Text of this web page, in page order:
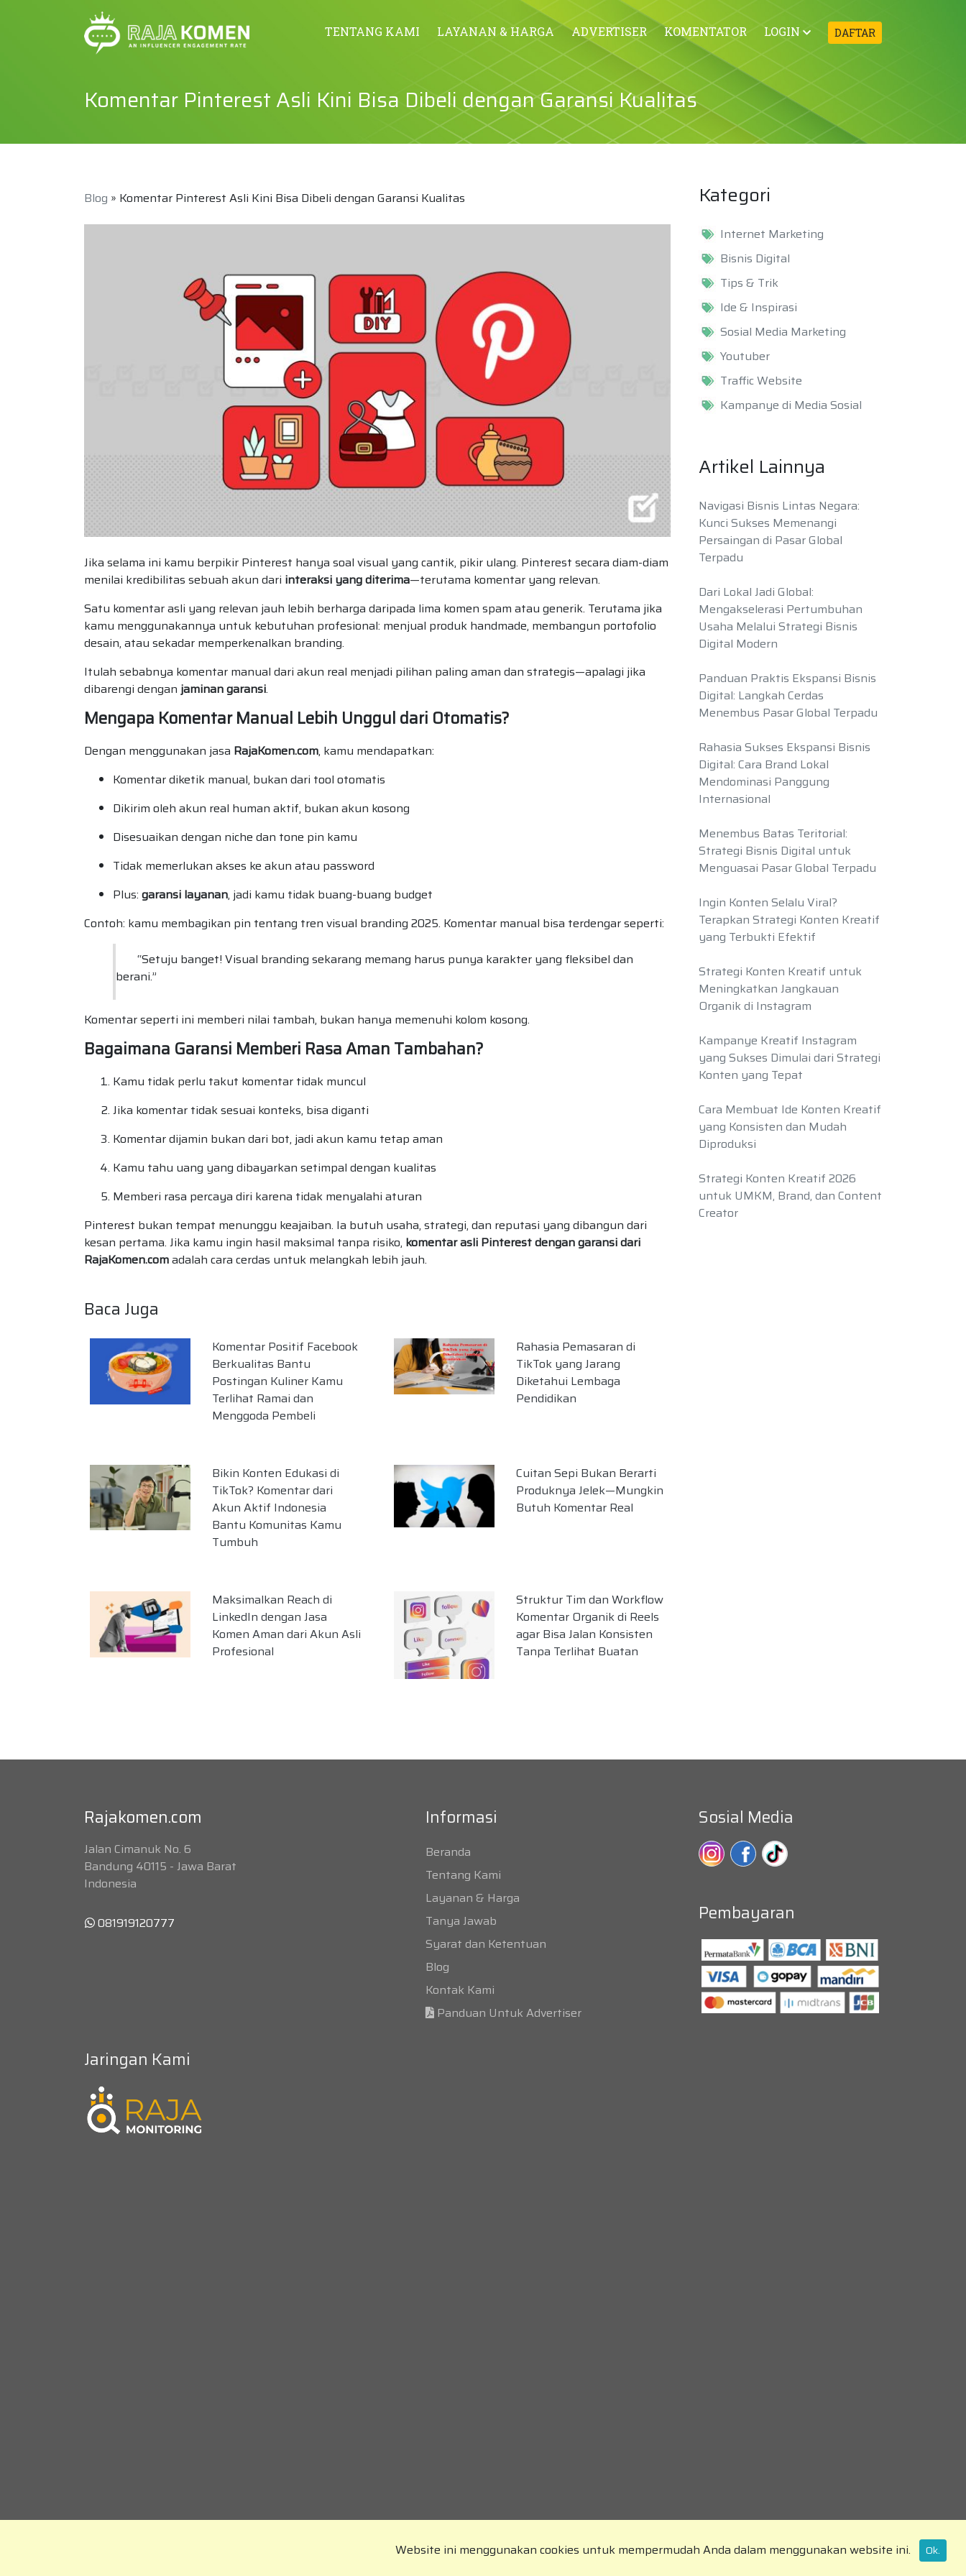
TENTANG KAMI LAYANAN & HARGA ADVERTISER KOMENTATOR LOGIN DAFTAR
Komentar Pinterest Asli Kini Bisa Dibeli dengan Garansi Kualitas
Blog » Komentar Pinterest Asli Kini Bisa Dibeli dengan Garansi Kualitas
Jika selama ini kamu berpikir Pinterest hanya soal visual yang cantik, pikir ulang. Pinterest secara diam-diam
menilai kredibilitas sebuah akun dari interaksi yang diterima—terutama komentar yang relevan.
Satu komentar asli yang relevan jauh lebih berharga daripada lima komen spam atau generik. Terutama jika
kamu menggunakannya untuk kebutuhan profesional: menjual produk handmade, membangun portofolio
desain, atau sekadar memperkenalkan branding.
Itulah sebabnya komentar manual dari akun real menjadi pilihan paling aman dan strategis—apalagi jika
dibarengi dengan jaminan garansi.
Mengapa Komentar Manual Lebih Unggul dari Otomatis?
Dengan menggunakan jasa RajaKomen.com, kamu mendapatkan:
Komentar diketik manual, bukan dari tool otomatis
Dikirim oleh akun real human aktif, bukan akun kosong
Disesuaikan dengan niche dan tone pin kamu
Tidak memerlukan akses ke akun atau password
Plus: garansi layanan, jadi kamu tidak buang-buang budget
Contoh: kamu membagikan pin tentang tren visual branding 2025. Komentar manual bisa terdengar seperti:
“Setuju banget! Visual branding sekarang memang harus punya karakter yang fleksibel dan
berani.”
Komentar seperti ini memberi nilai tambah, bukan hanya memenuhi kolom kosong.
Bagaimana Garansi Memberi Rasa Aman Tambahan?
Kamu tidak perlu takut komentar tidak muncul
Jika komentar tidak sesuai konteks, bisa diganti
Komentar dijamin bukan dari bot, jadi akun kamu tetap aman
Kamu tahu uang yang dibayarkan setimpal dengan kualitas
Memberi rasa percaya diri karena tidak menyalahi aturan
Pinterest bukan tempat menunggu keajaiban. Ia butuh usaha, strategi, dan reputasi yang dibangun dari
kesan pertama. Jika kamu ingin hasil maksimal tanpa risiko, komentar asli Pinterest dengan garansi dari
RajaKomen.comadalah cara cerdas untuk melangkah lebih jauh.
Baca Juga
Komentar Positif Facebook
Berkualitas Bantu
Postingan Kuliner Kamu
Terlihat Ramai dan
Menggoda Pembeli
Rahasia Pemasaran di
TikTok yang Jarang
Diketahui Lembaga
Pendidikan
Bikin Konten Edukasi di
TikTok? Komentar dari
Akun Aktif Indonesia
Bantu Komunitas Kamu
Tumbuh
Cuitan Sepi Bukan Berarti
Produknya Jelek—Mungkin
Butuh Komentar Real
Maksimalkan Reach di
LinkedIn dengan Jasa
Komen Aman dari Akun Asli
Profesional
Struktur Tim dan Workflow
Komentar Organik di Reels
agar Bisa Jalan Konsisten
Tanpa Terlihat Buatan
Kategori
Internet Marketing
Bisnis Digital
Tips & Trik
Ide & Inspirasi
Sosial Media Marketing
Youtuber
Traffic Website
Kampanye di Media Sosial
Artikel Lainnya
Navigasi Bisnis Lintas Negara:
Kunci Sukses Memenangi
Persaingan di Pasar Global
Terpadu
Dari Lokal Jadi Global:
Mengakselerasi Pertumbuhan
Usaha Melalui Strategi Bisnis
Digital Modern
Panduan Praktis Ekspansi Bisnis
Digital: Langkah Cerdas
Menembus Pasar Global Terpadu
Rahasia Sukses Ekspansi Bisnis
Digital: Cara Brand Lokal
Mendominasi Panggung
Internasional
Menembus Batas Teritorial:
Strategi Bisnis Digital untuk
Menguasai Pasar Global Terpadu
Ingin Konten Selalu Viral?
Terapkan Strategi Konten Kreatif
yang Terbukti Efektif
Strategi Konten Kreatif untuk
Meningkatkan Jangkauan
Organik di Instagram
Kampanye Kreatif Instagram
yang Sukses Dimulai dari Strategi
Konten yang Tepat
Cara Membuat Ide Konten Kreatif
yang Konsisten dan Mudah
Diproduksi
Strategi Konten Kreatif 2026
untuk UMKM, Brand, dan Content
Creator
Rajakomen.com
Jalan Cimanuk No. 6
Bandung 40115 - Jawa Barat
Indonesia
081919120777
Informasi
Beranda
Tentang Kami
Layanan & Harga
Tanya Jawab
Syarat dan Ketentuan
Blog
Kontak Kami
Panduan Untuk Advertiser
Sosial Media
Pembayaran
Jaringan Kami
Copyright © RajaKomen.com 2026 All Rights Reserved.
Website ini menggunakan cookies untuk mempermudah Anda dalam menggunakan website ini. Ok.